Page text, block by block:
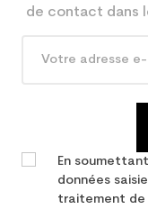
Economie CO²
de contact dans
En
données
traitement de